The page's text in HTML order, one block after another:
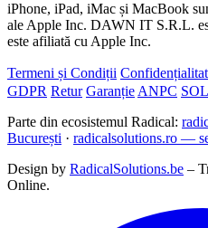
iPhone, iPad, iMac și MacBook
ale Apple Inc. DAWN IT S.R.L.
este afiliată cu Apple Inc.
Termeni și Condiții
GDPR Retur Garanție ANPC
Parte din ecosistemul Radical:
București · radicalsolutions.ro —
Design by RadicalSolutions.be –
Online.